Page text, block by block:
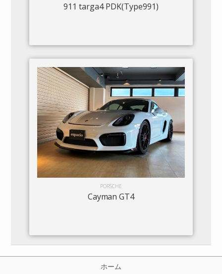
911 targa4 PDK(Type991)
PORSCHE
Cayman GT4
ホーム